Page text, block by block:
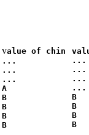
value of chin
...
...
...
A
B
B
B
B
...
...
...
...
B
B
B
B